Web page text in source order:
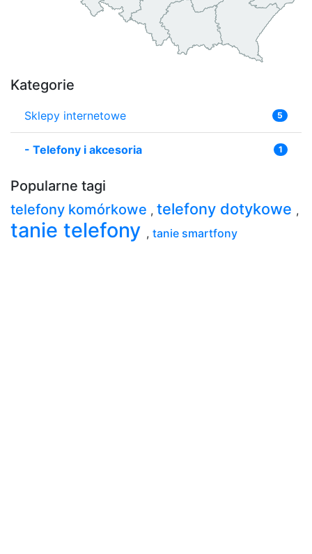
Kategorie
Sklepy internetowe 5
- Telefony i akcesoria 1
Popularne tagi
telefony komórkowe , telefony dotykowe ,
tanie telefony , tanie smartfony